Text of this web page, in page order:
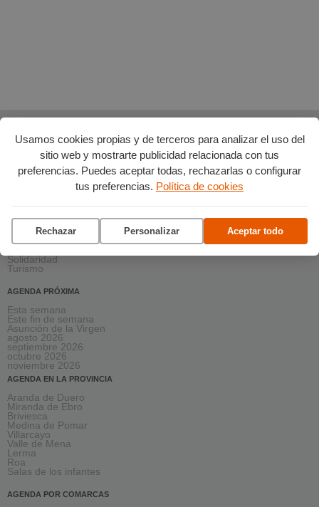
Usamos cookies propias y de terceros para analizar el uso del
sitio web y mostrarte publicidad relacionada con tus
preferencias. Puedes aceptar todas, rechazarlas o configurar
tus preferencias. Política de cookies
Rechazar Personalizar Aceptar todo
AGENDA POR CATEGORÍAS
Acción social
Arte y Cultura
Ciencia y tecnología
Formación
Medio ambiente
Música
Ocio
Solidaridad
Turismo
AGENDA PRÓXIMA
Esta semana
Este fin de semana
Asunción de la Virgen
agosto 2026
septiembre 2026
octubre 2026
noviembre 2026
AGENDA EN LA PROVINCIA
Aranda de Duero
Miranda de Ebro
Briviesca
Medina de Pomar
Villarcayo
Valle de Mena
Lerma
Roa
Salas de los infantes
AGENDA POR COMARCAS